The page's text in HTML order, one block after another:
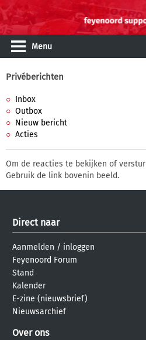
Menu
Privéberichten
Inbox
Outbox
Nieuw bericht
Acties
Om de reacties te bekijken of
Gebruik de link bovenin beeld.
Direct naar
Aanmelden / inloggen
Feyenoord Forum
Stand
Kalender
E-zine (nieuwsbrief)
Nieuwsarchief
Over ons